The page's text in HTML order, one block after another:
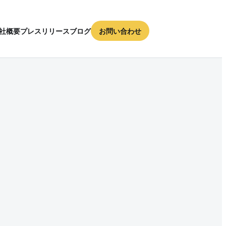
概要プレスリリースブログ お問い合わせ